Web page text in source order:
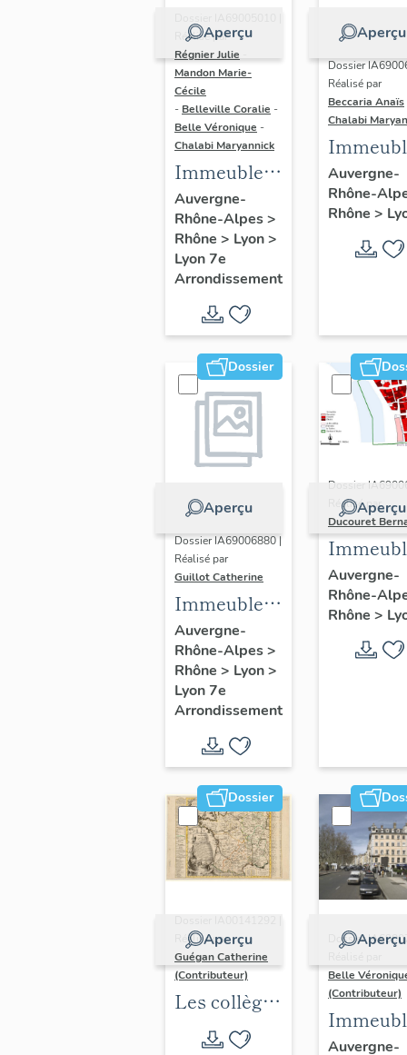
Aperçu
Réalisé par
Régnier Julie
Mandon Marie-
Cécile
- Belleville Coralie -
Belle Véronique -
Chalabi Maryannick
Immeubles
du secteur
d'étude La
Guillotière
Auvergne-
Rhône-Alpes>
Rhône > Lyon>
Lyon 7e
Arrondissement
Aperçu
Dossier
Réalisé par
Beccaria Anaïs
Chalabi
des
Trente
rive
Auvergne-
Rhône-
Rhône >
Dossier
Aperçu
Dossier IA69006880 |
Réalisé par
Guillot Catherine
Immeubles,
maisons
Auvergne-
Rhône-Alpes>
Rhône > Lyon>
Lyon 7e
Arrondissement
Aperçu
Dossier
Réalisé par
Ducouret
du
Saint-
Auvergne-
Rhône-
Rhône >
Dossier
Aperçu
Réalisé par
Guégan Catherine
(Contributeur)
Les collèges
jésuites
Aperçu
Dossier
Belle
(Contributeur)
du
Auvergne-